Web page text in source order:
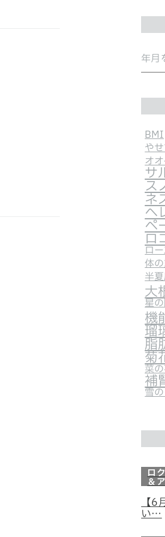
BMI
や
オ
サ
ス
ネ
ヘ
ペ
ロ
ロ
体
半
大
星
機
瑠
脂
菊
菜
補
雪の
ロ
＆
【6
い…